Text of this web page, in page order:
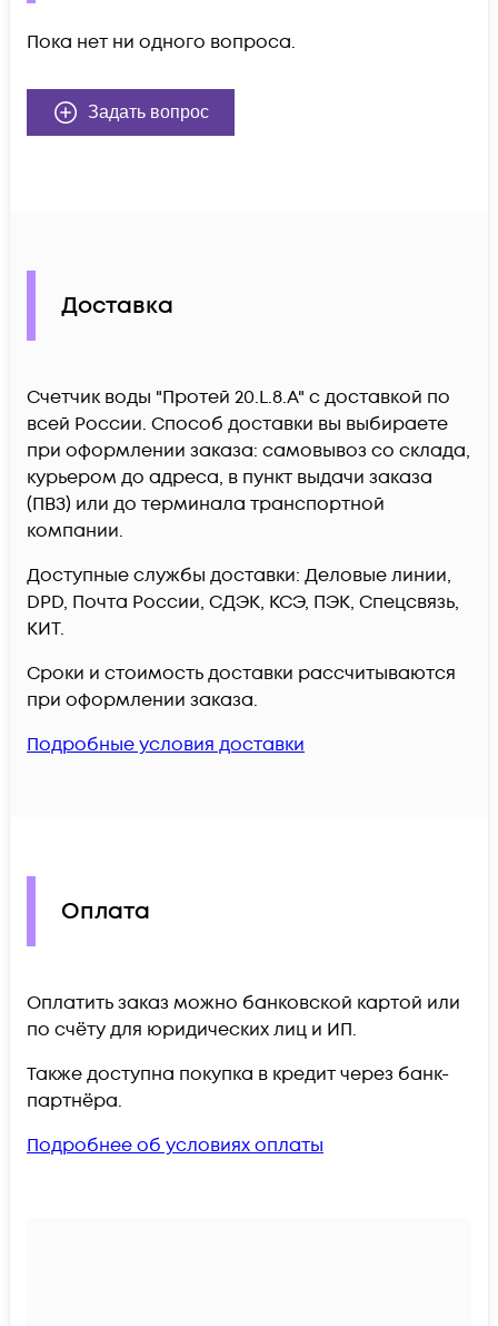
Пока нет ни одного вопроса.
Задать вопрос
Доставка
Счетчик воды "Протей 20.L.8.A" c доставкой по
всей России. Способ доставки вы выбираете
при оформлении заказа: самовывоз со склада,
курьером до адреса, в пункт выдачи заказа
(ПВЗ) или до терминала транспортной
компании.
Доступные службы доставки: Деловые линии,
DPD, Почта России, СДЭК, КСЭ, ПЭК, Спецсвязь,
КИТ.
Сроки и стоимость доставки рассчитываются
при оформлении заказа.
Подробные условия доставки
Оплата
Оплатить заказ можно банковской картой или
по счёту для юридических лиц и ИП.
Также доступна покупка в кредит через банк-
партнёра.
Подробнее об условиях оплаты